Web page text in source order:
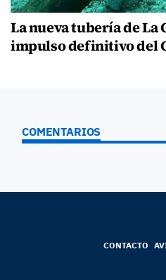
La nueva tubería de La
impulso definitivo del
COMENTARIOS
CONTACTO